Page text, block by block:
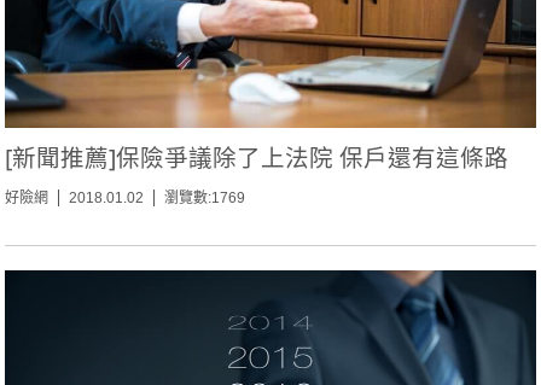
[新聞推薦]保險爭議除了上法院 保戶還有這條路
好險網 2018.01.02 瀏覽數:1769